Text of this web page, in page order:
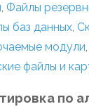
, Файлы
баз данных,
модули,
файлы и
по